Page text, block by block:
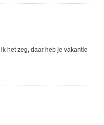
het zeg, daar heb je vakantie